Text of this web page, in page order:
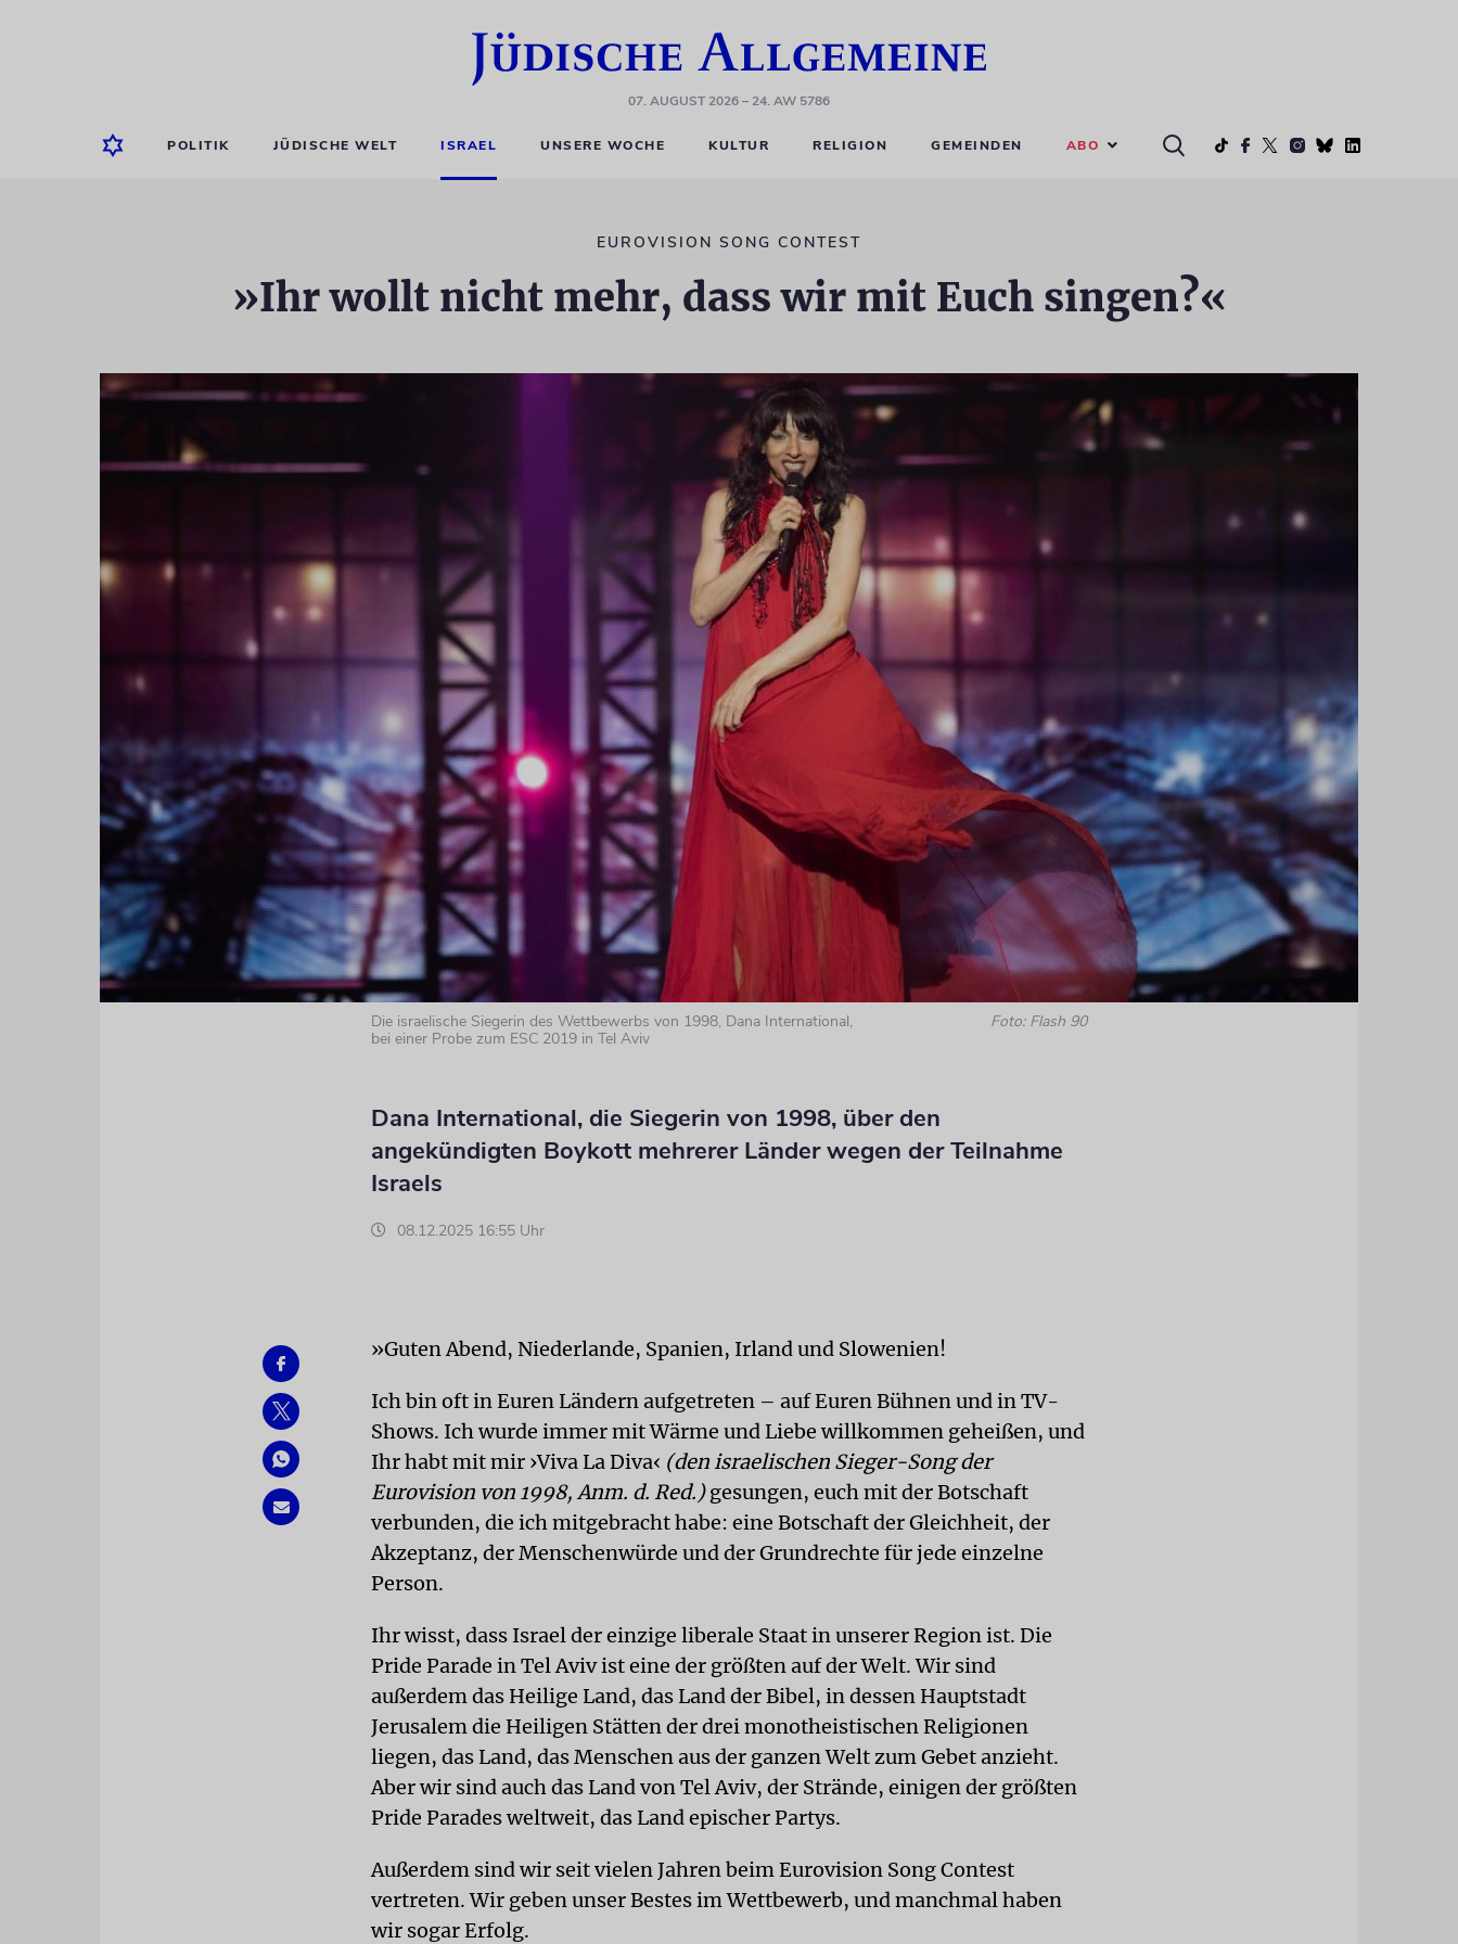
07. AUGUST 2026– 24. AW 5786
POLITIK JÜDISCHE WELT ISRAEL UNSERE WOCHE KULTUR RELIGION GEMEINDEN ABO
EUROVISION SONG CONTEST
»Ihr wollt nicht mehr, dass wir mit Euch singen?«
Die israelische Siegerin des Wettbewerbs von 1998, Dana International,
bei einer Probe zum ESC 2019 in Tel Aviv
Foto: Flash 90
Dana International, die Siegerin von 1998, über den
angekündigten Boykott mehrerer Länder wegen der Teilnahme
Israels
08.12.2025 16:55 Uhr
»Guten Abend, Niederlande, Spanien, Irland und Slowenien!
Ich bin oft in Euren Ländern aufgetreten – auf Euren Bühnen und in TV-
Shows. Ich wurde immer mit Wärme und Liebe willkommen geheißen, und
Ihr habt mit mir ›Viva La Diva‹ (den israelischen Sieger-Song der
Eurovision von 1998, Anm. d. Red.)gesungen, euch mit der Botschaft
verbunden, die ich mitgebracht habe: eine Botschaft der Gleichheit, der
Akzeptanz, der Menschenwürde und der Grundrechte für jede einzelne
Person.
Ihr wisst, dass Israel der einzige liberale Staat in unserer Region ist. Die
Pride Parade in Tel Aviv ist eine der größten auf der Welt. Wir sind
außerdem das Heilige Land, das Land der Bibel, in dessen Hauptstadt
Jerusalem die Heiligen Stätten der drei monotheistischen Religionen
liegen, das Land, das Menschen aus der ganzen Welt zum Gebet anzieht.
Aber wir sind auch das Land von Tel Aviv, der Strände, einigen der größten
Pride Parades weltweit, das Land epischer Partys.
Außerdem sind wir seit vielen Jahren beim Eurovision Song Contest
vertreten. Wir geben unser Bestes im Wettbewerb, und manchmal haben
wir sogar Erfolg.